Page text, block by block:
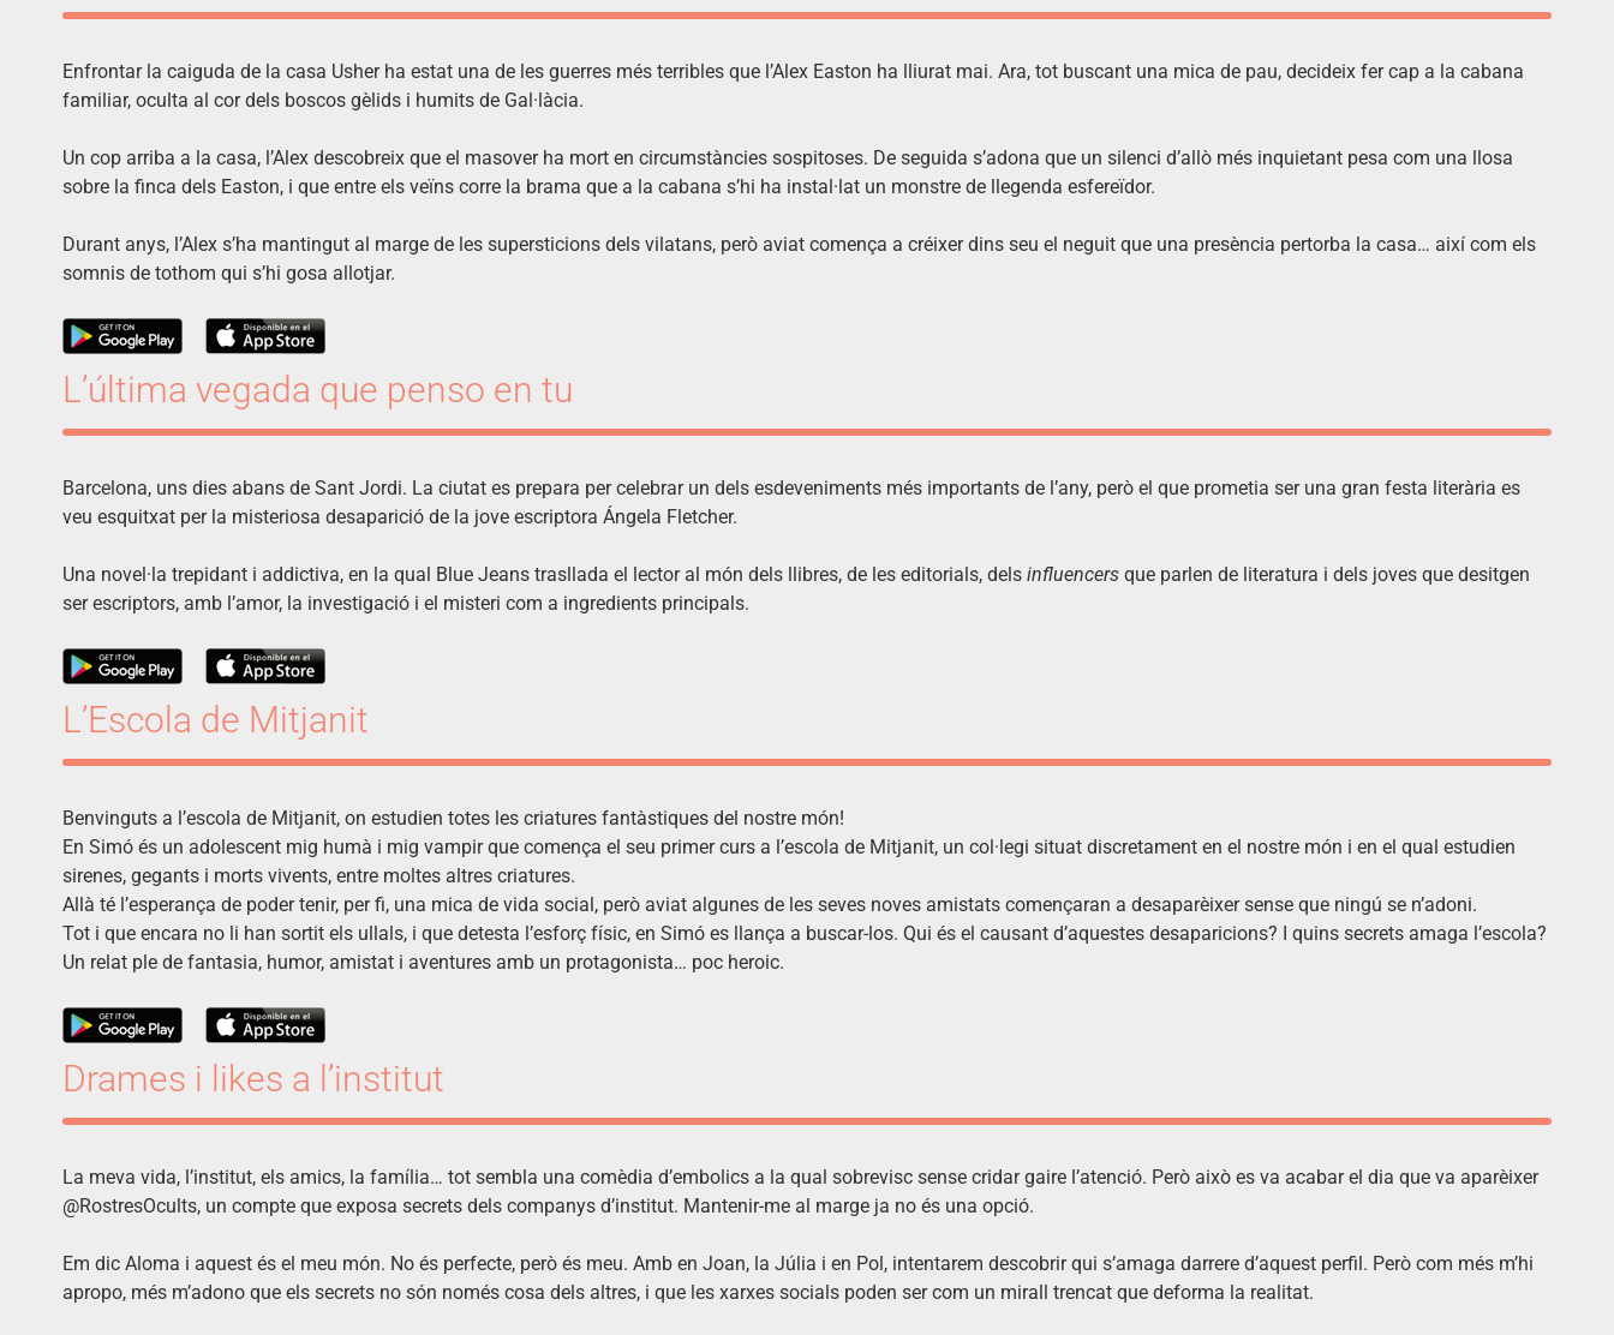
Enfrontar la caiguda de la casa Usher ha estat una de les guerres més terribles que l’Alex Easton ha lliurat mai. Ara, tot buscant una mica de pau, decideix fer cap a la cabana
familiar, oculta al cor dels boscos gèlids i humits de Gal·làcia.
Un cop arriba a la casa, l’Alex descobreix que el masover ha mort en circumstàncies sospitoses. De seguida s’adona que un silenci d’allò més inquietant pesa com una llosa
sobre la finca dels Easton, i que entre els veïns corre la brama que a la cabana s’hi ha instal·lat un monstre de llegenda esfereïdor.
Durant anys, l’Alex s’ha mantingut al marge de les supersticions dels vilatans, però aviat comença a créixer dins seu el neguit que una presència pertorba la casa… així com els
somnis de tothom qui s’hi gosa allotjar.
L’última vegada que penso en tu
Barcelona, uns dies abans de Sant Jordi. La ciutat es prepara per celebrar un dels esdeveniments més importants de l’any, però el que prometia ser una gran festa literària es
veu esquitxat per la misteriosa desaparició de la jove escriptora Ángela Fletcher.
Una novel·la trepidant i addictiva, en la qual Blue Jeans trasllada el lector al món dels llibres, de les editorials, dels influencers que parlen de literatura i dels joves que desitgen
ser escriptors, amb l’amor, la investigació i el misteri com a ingredients principals.
L’Escola de Mitjanit
Benvinguts a l’escola de Mitjanit, on estudien totes les criatures fantàstiques del nostre món!
En Simó és un adolescent mig humà i mig vampir que comença el seu primer curs a l’escola de Mitjanit, un col·legi situat discretament en el nostre món i en el qual estudien
sirenes, gegants i morts vivents, entre moltes altres criatures.
Allà té l’esperança de poder tenir, per fi, una mica de vida social, però aviat algunes de les seves noves amistats començaran a desaparèixer sense que ningú se n’adoni.
Tot i que encara no li han sortit els ullals, i que detesta l’esforç físic, en Simó es llança a buscar-los. Qui és el causant d’aquestes desaparicions? I quins secrets amaga l’escola?
Un relat ple de fantasia, humor, amistat i aventures amb un protagonista… poc heroic.
Drames i likes a l’institut
La meva vida, l’institut, els amics, la família… tot sembla una comèdia d’embolics a la qual sobrevisc sense cridar gaire l’atenció. Però això es va acabar el dia que va aparèixer
@RostresOcults, un compte que exposa secrets dels companys d’institut. Mantenir-me al marge ja no és una opció.
Em dic Aloma i aquest és el meu món. No és perfecte, però és meu. Amb en Joan, la Júlia i en Pol, intentarem descobrir qui s’amaga darrere d’aquest perfil. Però com més m’hi
apropo, més m’adono que els secrets no són només cosa dels altres, i que les xarxes socials poden ser com un mirall trencat que deforma la realitat.